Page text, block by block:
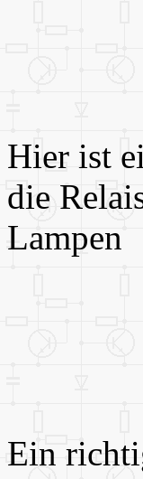
Hier ist
die
Lampen
Ein